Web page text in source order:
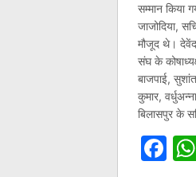
सम्मान किया
जाजोदिया,
मौजूद थे।
संघ के
बाजपाई,
कुमार,
बिलासपुर के